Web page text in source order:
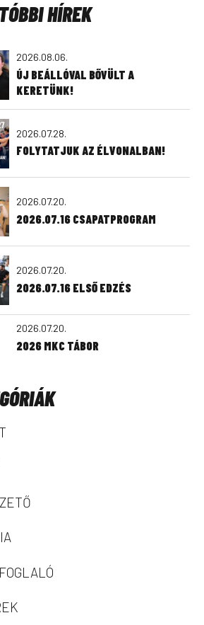
HÍREK
2026.08.06.
ÚJ BEÁLLÓVAL BŐVÜLT A
KERETÜNK!
2026.07.28.
FOLYTATJUK AZ ÉLVONALBAN!
2026.07.20.
2026.07.16 CSAPATPROGRAM
2026.07.20.
2026.07.16 ELSŐ EDZÉS
2026.07.20.
2026 MKC TÁBOR